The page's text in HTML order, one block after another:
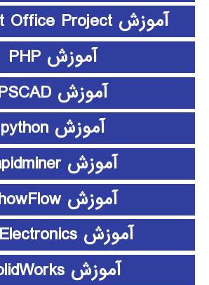
آموزش Microsoft Office Project
آموزش PHP
آموزش PSCAD
آموزش python
آموزش rapidminer
آموزش ShowFlow
آموزش SimElectronics
آموزش SolidWorks